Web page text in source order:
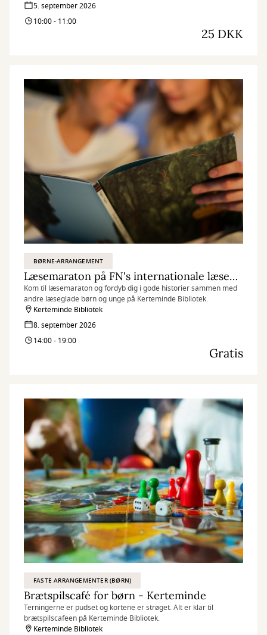
5. september 2026
10:00 - 11:00
25 DKK
BØRNE-ARRANGEMENT
Læsemaraton på FN's internationale læsedag - klar, parat, læs!
Kom til læsemaraton og fordyb dig i gode historier sammen med
andre læseglade børn og unge på Kerteminde Bibliotek.
Kerteminde Bibliotek
8. september 2026
14:00 - 19:00
Gratis
FASTE ARRANGEMENTER (BØRN)
Brætspilscafé for børn - Kerteminde
Terningerne er pudset og kortene er strøget. Alt er klar til
brætspilscafeen på Kerteminde Bibliotek.
Kerteminde Bibliotek